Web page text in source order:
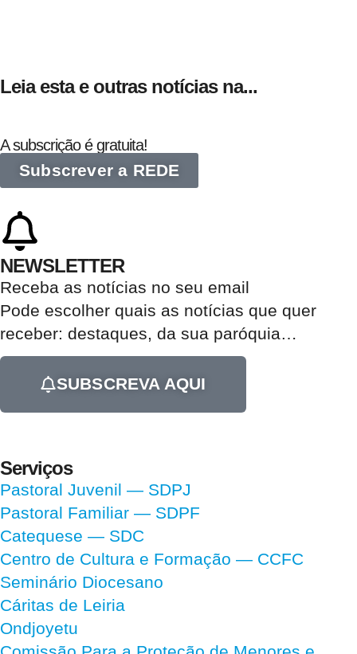
Leia esta e outras notícias na...
A subscrição é gratuita!
Subscrever a REDE
NEWSLETTER
Receba as notícias no seu email​
Pode escolher quais as notícias que quer
receber: destaques, da sua paróquia…
SUBSCREVA AQUI
Serviços
Pastoral Juvenil — SDPJ
Pastoral Familiar — SDPF
Catequese — SDC
Centro de Cultura e Formação — CCFC
Seminário Diocesano
Cáritas de Leiria
Ondjoyetu